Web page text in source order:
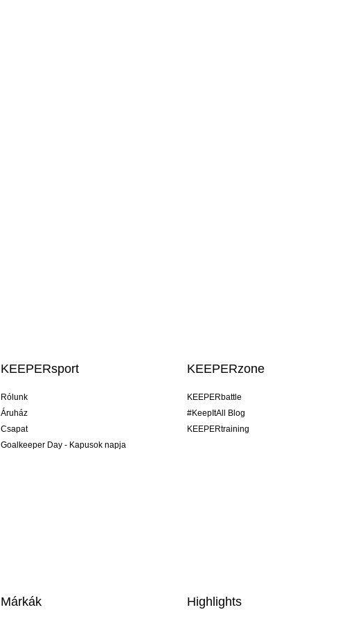
KEEPERsport
Rólunk
Áruház
Csapat
Goalkeeper Day - Kapusok napja
KEEPERzone
KEEPERbattle
#KeepItAll Blog
KEEPERtraining
Márkák Highlights